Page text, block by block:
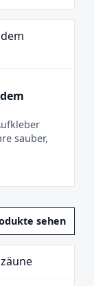
sauber,
sehen